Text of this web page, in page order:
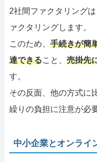
2社間ファクタリングは
ァクタリングします。
このため、 手続きが簡
達できること、 売掛先
す。
その反面、他の方式に
繰りの負担に注意が必
中小企業とオンライ